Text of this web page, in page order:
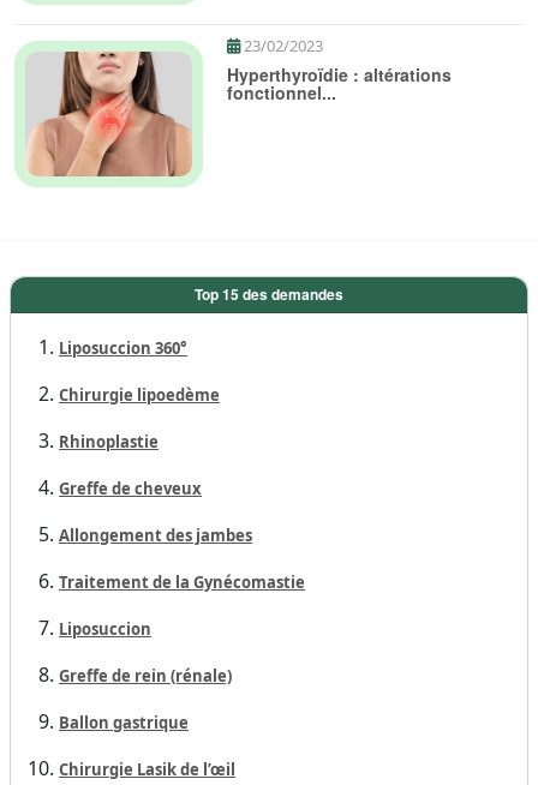
23/02/2023
Hyperthyroïdie : altérations
fonctionnel...
Top 15 des demandes
Liposuccion 360°
Chirurgie lipoedème
Rhinoplastie
Greffe de cheveux
Allongement des jambes
Traitement de la Gynécomastie
Liposuccion
Greffe de rein (rénale)
Ballon gastrique
Chirurgie Lasik de l’œil